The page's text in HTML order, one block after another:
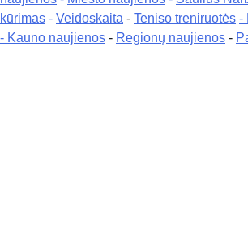
kūrimas - Veidoskaita - Teniso treniruotės -
- Kauno naujienos - Regionų naujienos -